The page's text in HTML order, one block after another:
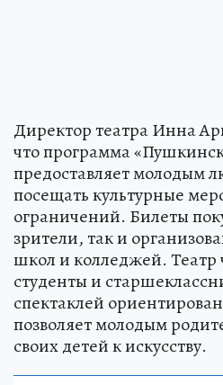
Директор театра Инна
что программа
предоставляет молодым
посещать культурные
ограничений. Билеты
зрители, так и
школ и колледжей. Театр
студенты и
спектаклей
позволяет молодым
своих детей к искусству.